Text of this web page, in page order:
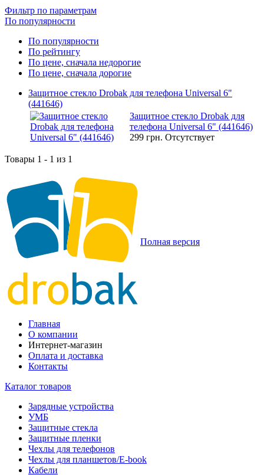
Фильтр по параметрам
По популярности
По популярности
По рейтингу
По цене, сначала недорогие
По цене, сначала дорогие
Защитное стекло Drobak для телефона Universal 6"
(441646)
Защитное стекло Drobak для
телефона Universal 6" (441646)
299 грн. Отсутствует
Товары 1 - 1 из 1
Полная версия
Главная
О компании
Интернет-магазин
Оплата и доставка
Контакты
Каталог товаров
Зарядные устройства
УМБ
Защитные стекла
Защитные пленки
Чехлы для телефонов
Чехлы для планшетов/E-book
Кабели